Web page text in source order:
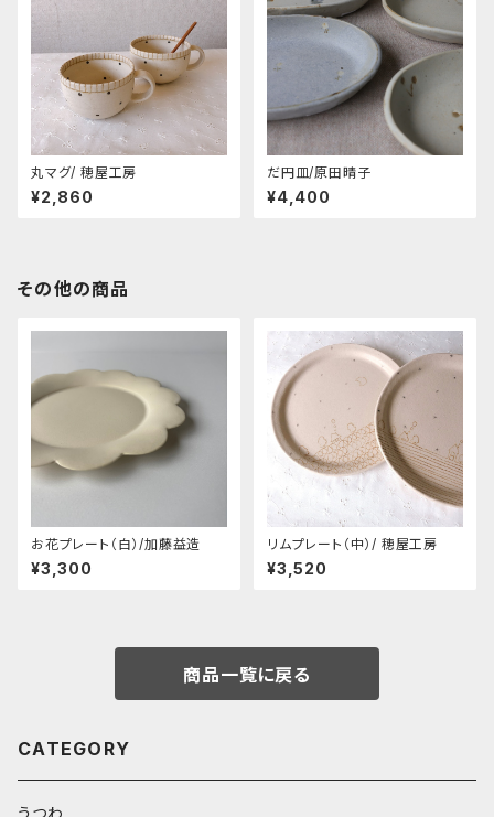
丸マグ/ 穂屋工房
¥2,860
だ円皿/原田晴子
¥4,400
その他の商品
お花プレート（白）/加藤益造
¥3,300
リムプレート（中）/ 穂屋工房
¥3,520
商品一覧に戻る
CATEGORY
うつわ